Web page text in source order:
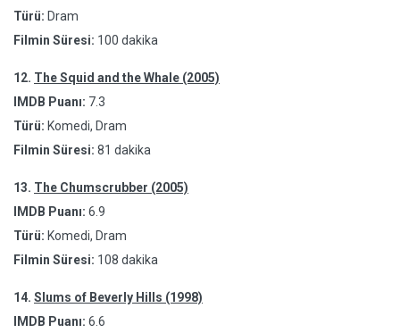
Türü: Dram
Filmin Süresi: 100 dakika
12. The Squid and the Whale (2005)
IMDB Puanı: 7.3
Türü: Komedi, Dram
Filmin Süresi: 81 dakika
13. The Chumscrubber (2005)
IMDB Puanı: 6.9
Türü: Komedi, Dram
Filmin Süresi: 108 dakika
14. Slums of Beverly Hills (1998)
IMDB Puanı: 6.6